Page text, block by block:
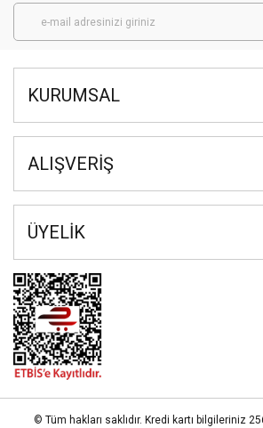
KURUMSAL
ALIŞVERİŞ
ÜYELİK
© Tüm hakları saklıdır. Kredi kartı bilgileriniz